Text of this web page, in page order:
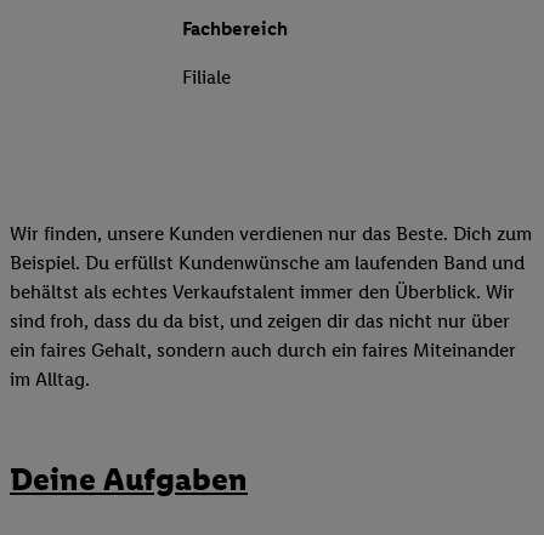
Fachbereich
Filiale
Wir finden, unsere Kunden verdienen nur das Beste. Dich zum
Beispiel. Du erfüllst Kundenwünsche am laufenden Band und
behältst als echtes Verkaufstalent immer den Überblick. Wir
sind froh, dass du da bist, und zeigen dir das nicht nur über
ein faires Gehalt, sondern auch durch ein faires Miteinander
im Alltag.
Deine Aufgaben